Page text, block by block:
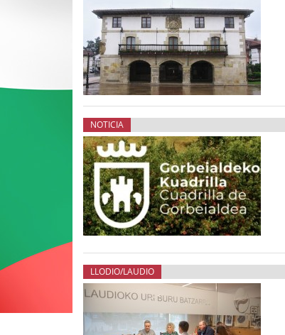
NOTICIA
LLODIO/LAUDIO